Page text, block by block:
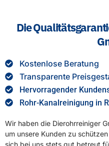
Die
Kostenlose Beratung
Transparente
Hervorragender
Rohr-Kanalreinigung in
Wir haben die Dierohrreiniger
um unsere Kunden zu
sich bei uns stets gut betreut